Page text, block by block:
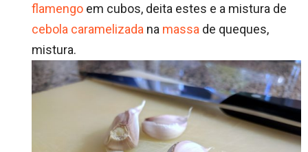
flamengo em cubos, deita estes e a mistura de
cebola caramelizada na massa de queques,
mistura.